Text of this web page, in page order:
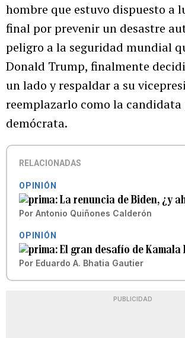
hombre que estuvo dispuesto a
final por prevenir un desastre
peligro a la seguridad mundial
Donald Trump, finalmente
un lado y respaldar a su
reemplazarlo como la
demócrata.
RELACIONADAS
OPINIÓN
La renuncia de Biden, ¿y
Por Antonio Quiñones Calderón
OPINIÓN
El gran desafío de Kamala
Por Eduardo A. Bhatia Gautier
PUBLICIDAD